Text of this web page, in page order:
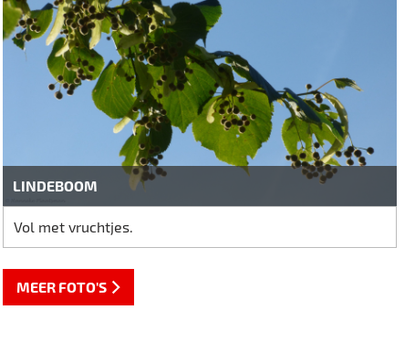
LINDEBOOM
Vol met vruchtjes.
MEER FOTO'S